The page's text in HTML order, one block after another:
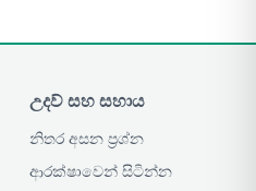
උදව් සහ සහාය
නිතර අසන ප්‍රශ්න
ආරක්ෂාවෙන් සිටින්න